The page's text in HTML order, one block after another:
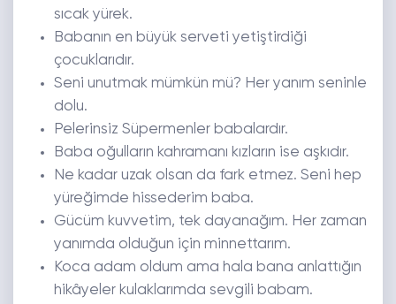
sıcak yürek.
Babanın en büyük serveti yetiştirdiği
çocuklarıdır.
Seni unutmak mümkün mü? Her yanım seninle
dolu.
Pelerinsiz Süpermenler babalardır.
Baba oğulların kahramanı kızların ise aşkıdır.
Ne kadar uzak olsan da fark etmez. Seni hep
yüreğimde hissederim baba.
Gücüm kuvvetim, tek dayanağım. Her zaman
yanımda olduğun için minnettarım.
Koca adam oldum ama hala bana anlattığın
hikâyeler kulaklarımda sevgili babam.